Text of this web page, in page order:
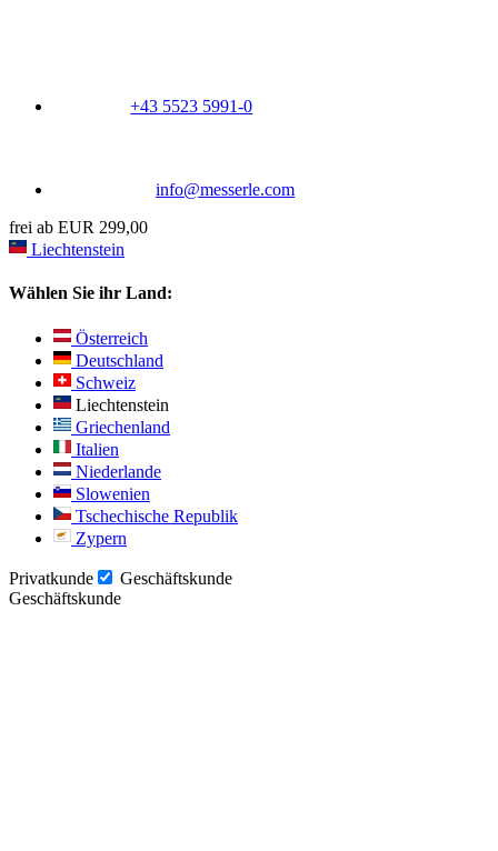
+43 5523 5991-0
info@messerle.com
frei ab EUR 299,00
Liechtenstein
Wählen Sie ihr Land:
Österreich
Deutschland
Schweiz
Liechtenstein
Griechenland
Italien
Niederlande
Slowenien
Tschechische Republik
Zypern
Privatkunde
Geschäftskunde
Geschäftskunde